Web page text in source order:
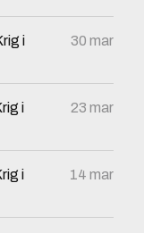
i
30 mar
i
23 mar
i
14 mar